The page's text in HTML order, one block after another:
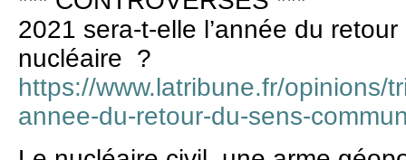
2021 sera-t-elle l’année du
nucléaire ?
https://www.latribune.fr/opinions/
annee-du-retour-du-sens-